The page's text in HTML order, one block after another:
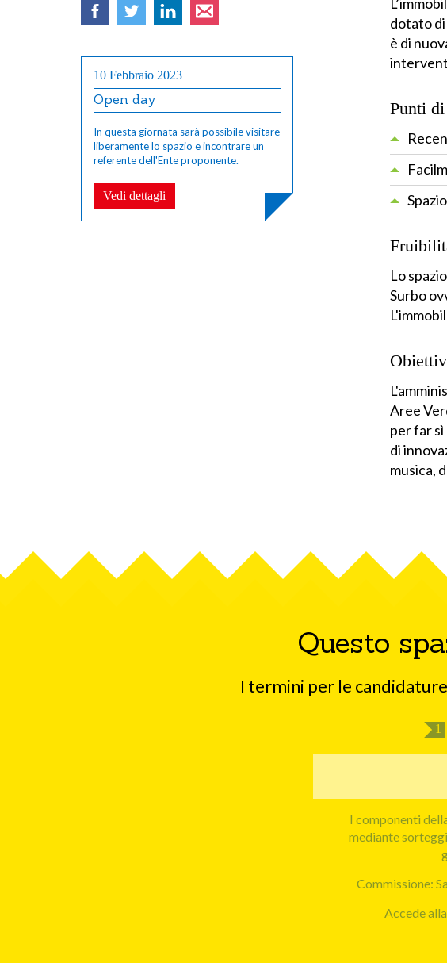
10 Febbraio 2023
Open day
In questa giornata sarà possibile visitare
liberamente lo spazio e incontrare un
referente dell'Ente proponente.
Vedi dettagli
dotato
è di
Punti
Lo
Surbo
Aree
per far
di
musica,
Questo
I termini per le
1
I componenti
mediante
Commissione:
Accede